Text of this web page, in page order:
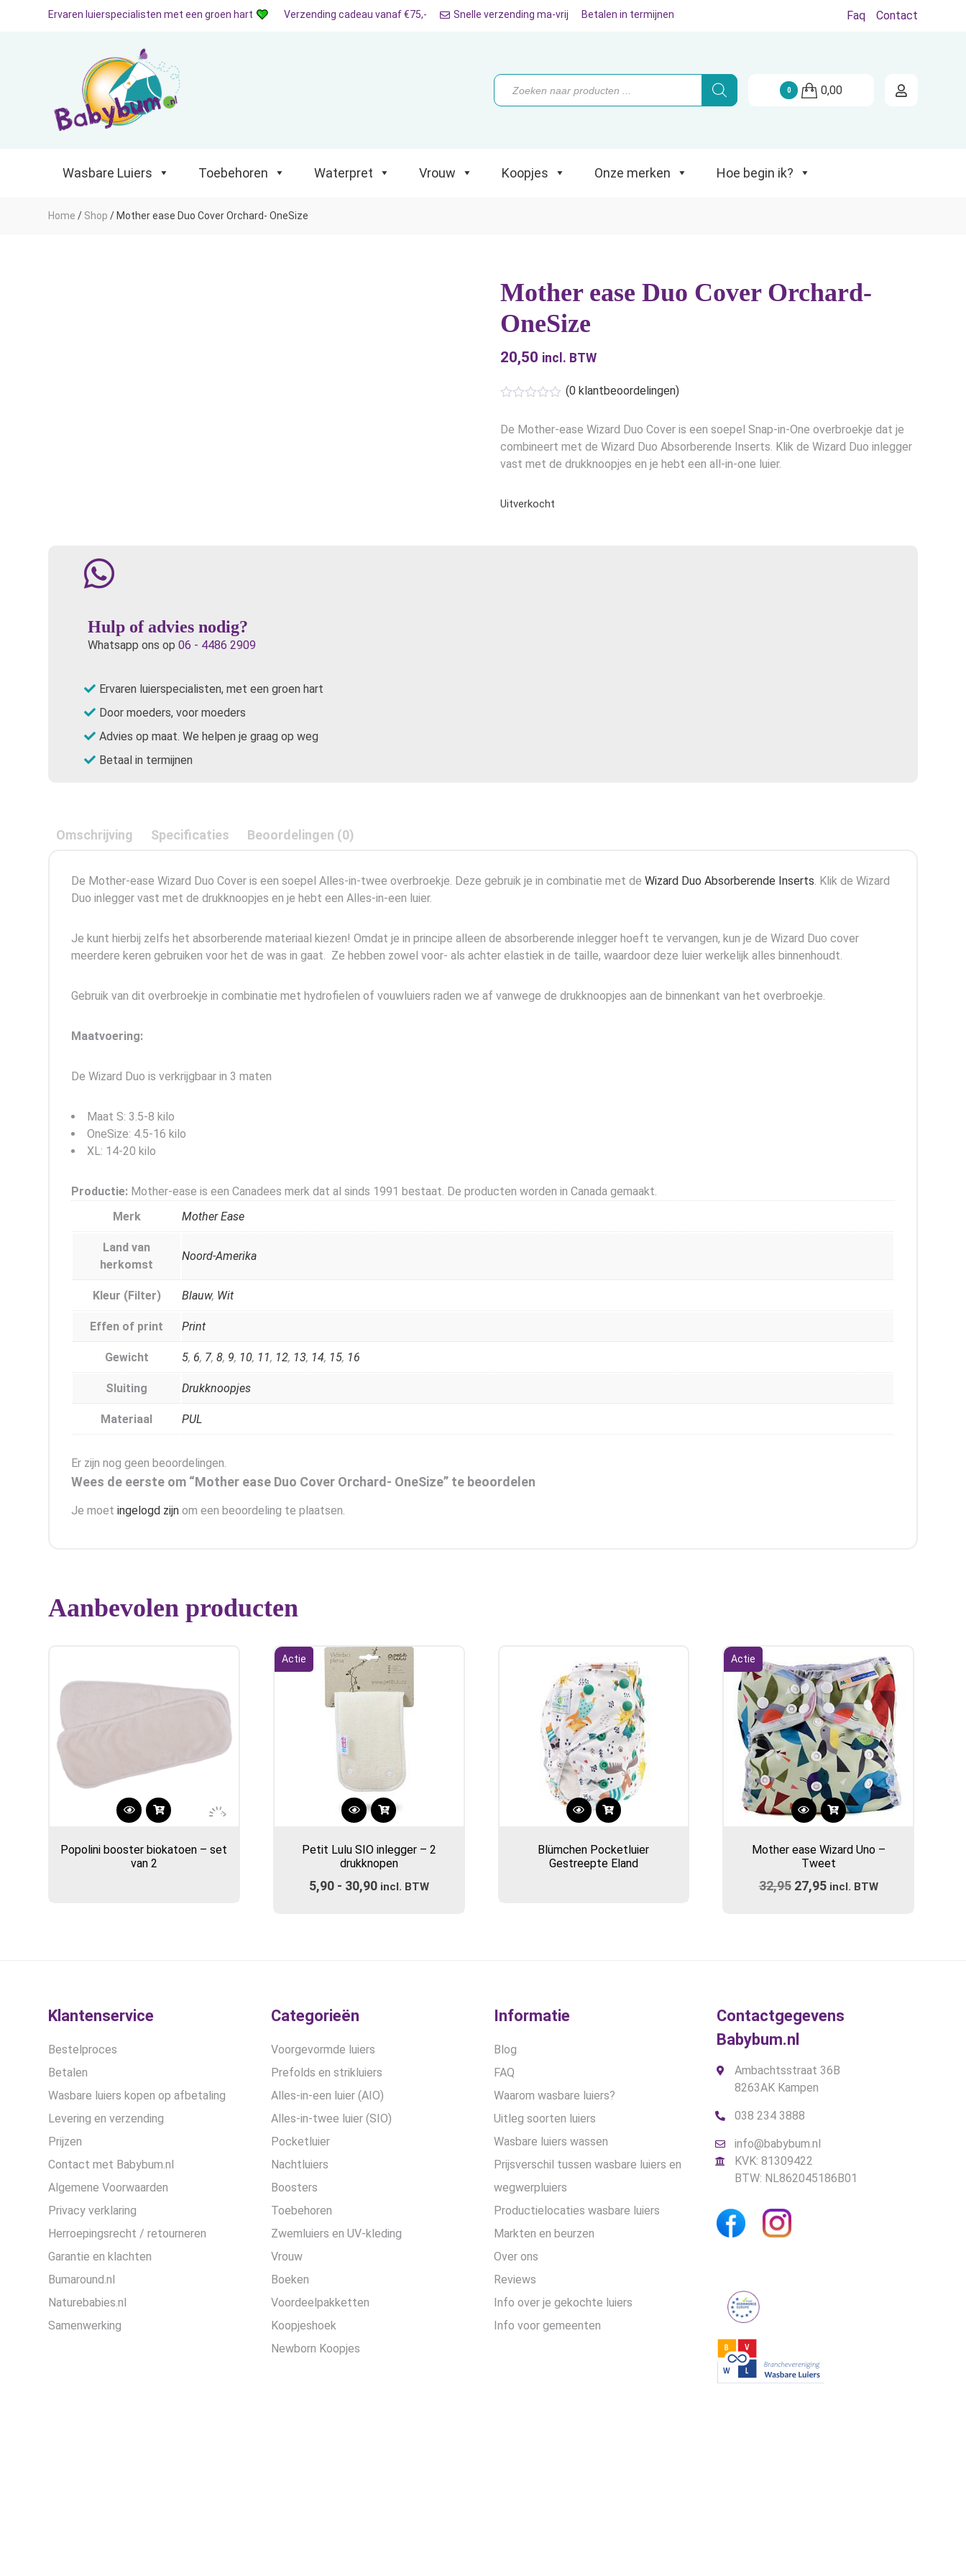
Wasbare Luiers Toebehoren Koopjes Onze merken Hoe begin ik?
Ervaren luierspecialisten met een groen hart Verzending cadeau vanaf €75,- Snelle verzending ma-vrij Betalen in termijnen Faq Contact
Producten
zoeken
0 0,00
Wasbare Luiers Toebehoren Waterpret Vrouw Koopjes Onze merken Hoe begin ik?
Home / Shop / Mother ease Duo Cover Orchard- OneSize
Mother ease Duo Cover Orchard-
OneSize
20,50 incl. BTW
(0klantbeoordelingen)
De Mother-ease Wizard Duo Cover is een soepel Snap-in-One overbroekje dat je
combineert met de Wizard Duo Absorberende Inserts. Klik de Wizard Duo inlegger
vast met de drukknoopjes en je hebt een all-in-one luier.
Uitverkocht
Hulp of advies nodig?
Whatsapp ons op 06 - 4486 2909
Ervaren luierspecialisten, met een groen hart
Door moeders, voor moeders
Advies op maat. We helpen je graag op weg
Betaal in termijnen
Omschrijving Specificaties Beoordelingen (0)
De Mother-ease Wizard Duo Cover is een soepel Alles-in-twee overbroekje. Deze gebruik je in combinatie met de Wizard Duo Absorberende Inserts. Klik de Wizard
Duo inlegger vast met de drukknoopjes en je hebt een Alles-in-een luier.
Je kunt hierbij zelfs het absorberende materiaal kiezen! Omdat je in principe alleen de absorberende inlegger hoeft te vervangen, kun je de Wizard Duo cover
meerdere keren gebruiken voor het de was in gaat. Ze hebben zowel voor- als achter elastiek in de taille, waardoor deze luier werkelijk alles binnenhoudt.
Gebruik van dit overbroekje in combinatie met hydrofielen of vouwluiers raden we af vanwege de drukknoopjes aan de binnenkant van het overbroekje.
Maatvoering:
De Wizard Duo is verkrijgbaar in 3 maten
Maat S: 3.5-8 kilo
OneSize: 4.5-16 kilo
XL: 14-20 kilo
Productie: Mother-ease is een Canadees merk dat al sinds 1991 bestaat. De producten worden in Canada gemaakt.
Merk
Mother Ease
Land van
herkomst
Noord-Amerika
Kleur (Filter) Blauw, Wit
Effen of print Print
Gewicht 5, 6, 7, 8, 9, 10, 11, 12, 13, 14, 15, 16
Sluiting Drukknoopjes
Materiaal PUL
Er zijn nog geen beoordelingen.
Wees de eerste om “Mother ease Duo Cover Orchard- OneSize” te beoordelen
Je moet ingelogd zijn om een beoordeling te plaatsen.
Aanbevolen producten
Popolini booster biokatoen – set
van 2
Actie
Dit
heeft
meerdere
variaties.
Petit Lulu SIO inlegger – 2
drukknopen
5,90 - 30,90Prijsklasse:
incl. BTW
Blümchen Pocketluier
Gestreepte Eland
Actie
Dit
heeft
meerdere
variaties.
productpagina
Mother ease Wizard Uno –
Tweet
32,95 Oorspronkelijke
27,95Huidige
incl. BTW
Klantenservice
Bestelproces
Betalen
Wasbare luiers kopen op afbetaling
Levering en verzending
Prijzen
Contact met Babybum.nl
Algemene Voorwaarden
Privacy verklaring
Herroepingsrecht / retourneren
Garantie en klachten
Bumaround.nl
Naturebabies.nl
Samenwerking
Categorieën
Voorgevormde luiers
Prefolds en strikluiers
Alles-in-een luier (AIO)
Alles-in-twee luier (SIO)
Pocketluier
Nachtluiers
Boosters
Toebehoren
Zwemluiers en UV-kleding
Vrouw
Boeken
Voordeelpakketten
Koopjeshoek
Newborn Koopjes
Informatie
Blog
FAQ
Waarom wasbare luiers?
Uitleg soorten luiers
Wasbare luiers wassen
Prijsverschil tussen wasbare luiers en
wegwerpluiers
Productielocaties wasbare luiers
Markten en beurzen
Over ons
Reviews
Info over je gekochte luiers
Info voor gemeenten
Contactgegevens
Babybum.nl
Ambachtsstraat 36B
8263AK Kampen
038 234 3888
info@babybum.nl
KVK: 81309422
BTW: NL862045186B01